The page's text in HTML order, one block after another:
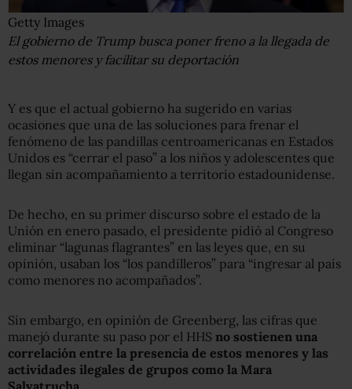
Getty Images
El gobierno de Trump busca poner freno a la llegada de
estos menores y facilitar su deportación
Y es que el actual gobierno ha sugerido en varias
ocasiones que una de las soluciones para frenar el
fenómeno de las pandillas centroamericanas en Estados
Unidos es “cerrar el paso” a los niños y adolescentes que
llegan sin acompañamiento a territorio estadounidense.
De hecho, en su primer discurso sobre el estado de la
Unión en enero pasado, el presidente pidió al Congreso
eliminar “lagunas flagrantes” en las leyes que, en su
opinión, usaban los “los pandilleros” para “ingresar al país
como menores no acompañados”.
Sin embargo, en opinión de Greenberg, las cifras que
manejó durante su paso por el HHS no sostienen una
correlación entre la presencia de estos menores y las
actividades ilegales de grupos como la Mara
Salvatrucha.